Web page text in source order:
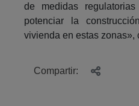
de medidas
potenciar la
vivienda en estas zonas»,
Compartir: